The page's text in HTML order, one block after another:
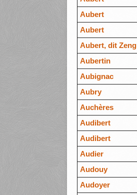
Aubert
Aubert
Aubert, dit Zeng
Aubertin
Aubignac
Aubry
Auchères
Audibert
Audibert
Audier
Audouy
Audoyer